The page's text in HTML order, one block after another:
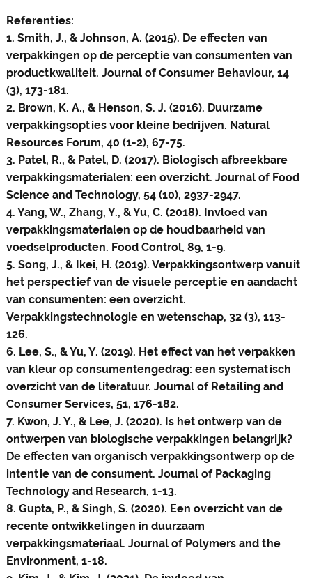
Referenties:
1. Smith, J., & Johnson, A. (2015). De effecten van
verpakkingen op de perceptie van consumenten van
productkwaliteit. Journal of Consumer Behaviour, 14
(3), 173-181.
2. Brown, K. A., & Henson, S. J. (2016). Duurzame
verpakkingsopties voor kleine bedrijven. Natural
Resources Forum, 40 (1-2), 67-75.
3. Patel, R., & Patel, D. (2017). Biologisch afbreekbare
verpakkingsmaterialen: een overzicht. Journal of Food
Science and Technology, 54 (10), 2937-2947.
4. Yang, W., Zhang, Y., & Yu, C. (2018). Invloed van
verpakkingsmaterialen op de houdbaarheid van
voedselproducten. Food Control, 89, 1-9.
5. Song, J., & Ikei, H. (2019). Verpakkingsontwerp vanuit
het perspectief van de visuele perceptie en aandacht
van consumenten: een overzicht.
Verpakkingstechnologie en wetenschap, 32 (3), 113-
126.
6. Lee, S., & Yu, Y. (2019). Het effect van het verpakken
van kleur op consumentengedrag: een systematisch
overzicht van de literatuur. Journal of Retailing and
Consumer Services, 51, 176-182.
7. Kwon, J. Y., & Lee, J. (2020). Is het ontwerp van de
ontwerpen van biologische verpakkingen belangrijk?
De effecten van organisch verpakkingsontwerp op de
intentie van de consument. Journal of Packaging
Technology and Research, 1-13.
8. Gupta, P., & Singh, S. (2020). Een overzicht van de
recente ontwikkelingen in duurzaam
verpakkingsmateriaal. Journal of Polymers and the
Environment, 1-18.